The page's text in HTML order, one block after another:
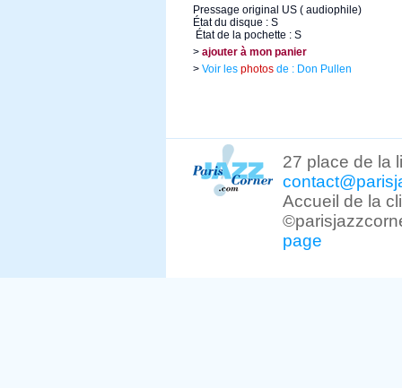
Pressage original US ( audiophile)
État du disque : S
État de la pochette : S
> ajouter à mon panier
> Voir les photos de : Don Pullen
27 place de la
Accueil de la
page